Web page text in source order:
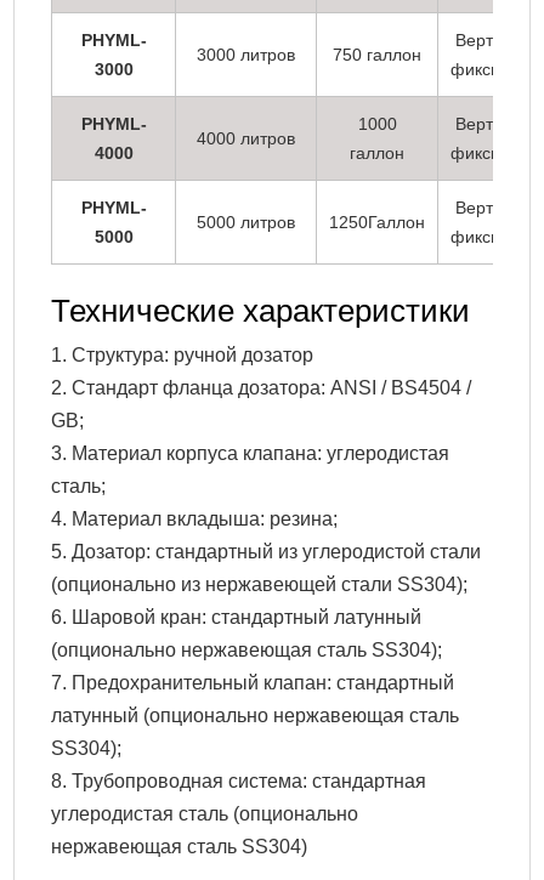
PHYML-
3000
3000 литров 750 галлон
PHYML-
4000
4000 литров
1000
галлон
PHYML-
5000
5000 литров 1250Галлон
Технические характеристики
1. Структура: ручной дозатор
2. Стандарт фланца дозатора: ANSI / BS4504 /
GB;
3. Материал корпуса клапана: углеродистая
сталь;
4. Материал вкладыша: резина;
5. Дозатор: стандартный из углеродистой стали
(опционально из нержавеющей стали SS304);
6. Шаровой кран: стандартный латунный
(опционально нержавеющая сталь SS304);
7. Предохранительный клапан: стандартный
латунный (опционально нержавеющая сталь
SS304);
8. Трубопроводная система: стандартная
углеродистая сталь (опционально
нержавеющая сталь SS304)